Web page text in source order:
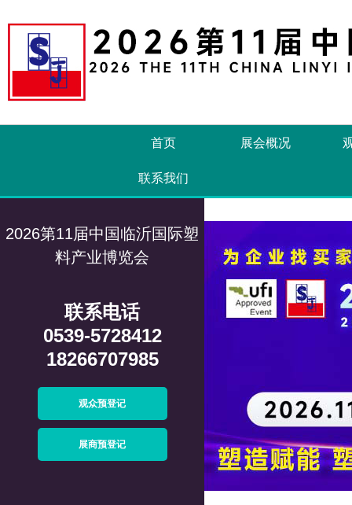
首页 展会概况
联系我们
2026第11届中国临沂国际塑
料产业博览会
联系电话
0539-5728412
18266707985
观众预登记
展商预登记